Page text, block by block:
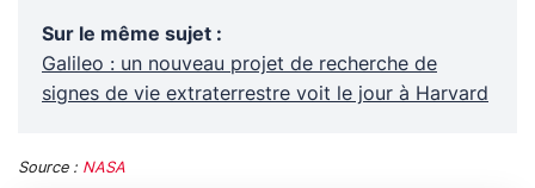
Sur le même sujet :
Galileo : un nouveau projet de recherche de
signes de vie extraterrestre voit le jour à Harvard
Source : NASA